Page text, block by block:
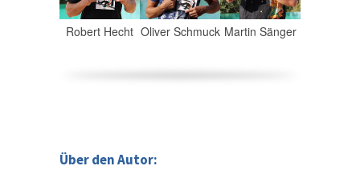
Robert Hecht Oliver Schmuck Martin Sänger
Über den Autor: